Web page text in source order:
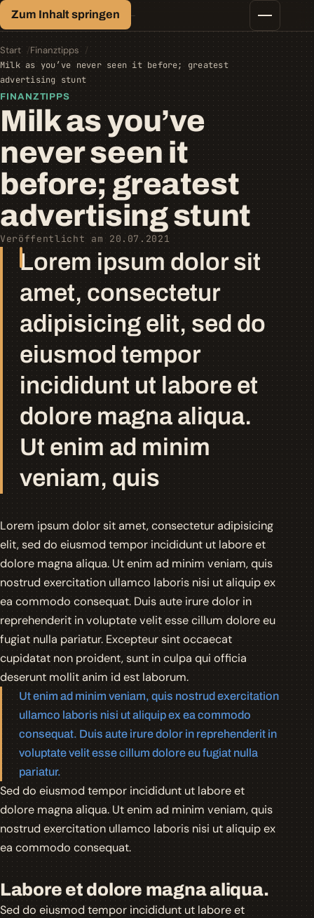
Zum Inhalt springen
Finanz-Lexikon
Geld, einfach erklärt.
Finanztipps
Kredite
Geld-/Vermögensanlage
Krypto
Steuern
Start Finanztipps
Milk as you’ve never seen it before; greatest
advertising stunt
FINANZTIPPS
Milk as you’ve
never seen it
before; greatest
advertising stunt
Veröffentlicht am 20.07.2021
Lorem ipsum dolor sit
amet, consectetur
adipisicing elit, sed do
eiusmod tempor
incididunt ut labore et
dolore magna aliqua.
Ut enim ad minim
veniam, quis
Lorem ipsum dolor sit amet, consectetur adipisicing
elit, sed do eiusmod tempor incididunt ut labore et
dolore magna aliqua. Ut enim ad minim veniam, quis
nostrud exercitation ullamco laboris nisi ut aliquip ex
ea commodo consequat. Duis aute irure dolor in
reprehenderit in voluptate velit esse cillum dolore eu
fugiat nulla pariatur. Excepteur sint occaecat
cupidatat non proident, sunt in culpa qui officia
deserunt mollit anim id est laborum.
Ut enim ad minim veniam, quis nostrud exercitation
ullamco laboris nisi ut aliquip ex ea commodo
consequat. Duis aute irure dolor in reprehenderit in
voluptate velit esse cillum dolore eu fugiat nulla
pariatur.
Sed do eiusmod tempor incididunt ut labore et
dolore magna aliqua. Ut enim ad minim veniam, quis
nostrud exercitation ullamco laboris nisi ut aliquip ex
ea commodo consequat.
Labore et dolore magna aliqua.
Sed do eiusmod tempor incididunt ut labore et